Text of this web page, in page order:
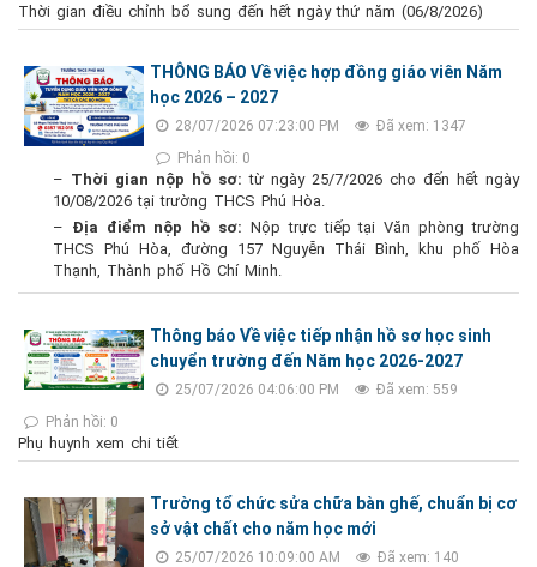
Thời gian điều chỉnh bổ sung đến hết ngày thứ năm (06/8/2026)
THÔNG BÁO Về việc hợp đồng giáo viên Năm
học 2026 – 2027
28/07/2026 07:23:00 PM
Đã xem: 1347
Phản hồi: 0
– Thời gian nộp hồ sơ:từ ngày 25/7/2026 cho đến hết ngày
10/08/2026 tại trường THCS Phú Hòa.
– Địa điểm nộp hồ sơ: Nộp trực tiếp tại Văn phòng trường
THCS Phú Hòa, đường 157 Nguyễn Thái Bình, khu phố Hòa
Thạnh, Thành phố Hồ Chí Minh.
Thông báo Về việc tiếp nhận hồ sơ học sinh
chuyển trường đến Năm học 2026-2027
25/07/2026 04:06:00 PM
Đã xem: 559
Phản hồi: 0
Phụ huynh xem chi tiết
Trường tổ chức sửa chữa bàn ghế, chuẩn bị cơ
sở vật chất cho năm học mới
25/07/2026 10:09:00 AM
Đã xem: 140